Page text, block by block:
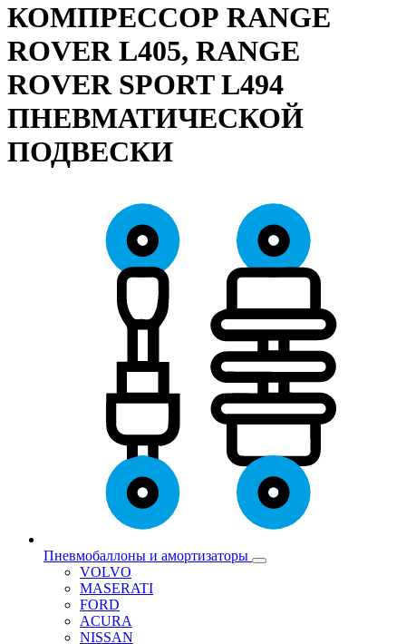
КОМПРЕССОР RANGE
ROVER L405, RANGE
ROVER SPORT L494
ПНЕВМАТИЧЕСКОЙ
ПОДВЕСКИ
Пневмобаллоны и амортизаторы
VOLVO
MASERATI
FORD
ACURA
NISSAN